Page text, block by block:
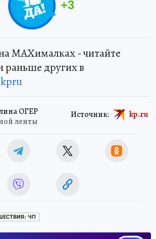
+3
MAXималках - читайте
раньше других в
ОГЕР
ленты
Источник: kp.ru
ЧП